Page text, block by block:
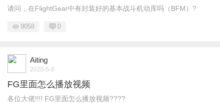
请问，在FlightGear中有封装好的基本战斗机动库吗（BFM）?
9058 0
Aiting
2020-5-6
FG里面怎么播放视频
各位大佬!!!! FG里面怎么播放视频????